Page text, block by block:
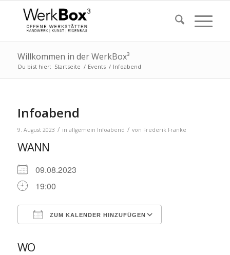
Willkommen in der WerkBox³
Du bist hier: Startseite / Events / Infoabend
Infoabend
9. August 2023 / in allgemein Infoabend / von Frederik Franke
WANN
09.08.2023
19:00
ZUM KALENDER HINZUFÜGEN
WO